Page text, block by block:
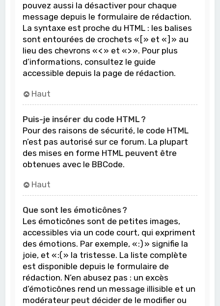
pouvez aussi la désactiver pour chaque
message depuis le formulaire de rédaction.
La syntaxe est proche du HTML : les balises
sont entourées de crochets « [ » et « ] » au
lieu des chevrons « < » et « > ». Pour plus
d’informations, consultez le guide
accessible depuis la page de rédaction.
Haut
Puis-je insérer du code HTML ?
Pour des raisons de sécurité, le code HTML
n’est pas autorisé sur ce forum. La plupart
des mises en forme HTML peuvent être
obtenues avec le BBCode.
Haut
Que sont les émoticônes ?
Les émoticônes sont de petites images,
accessibles via un code court, qui expriment
des émotions. Par exemple, « :) » signifie la
joie, et « :( » la tristesse. La liste complète
est disponible depuis le formulaire de
rédaction. N’en abusez pas : un excès
d’émoticônes rend un message illisible et un
modérateur peut décider de le modifier ou